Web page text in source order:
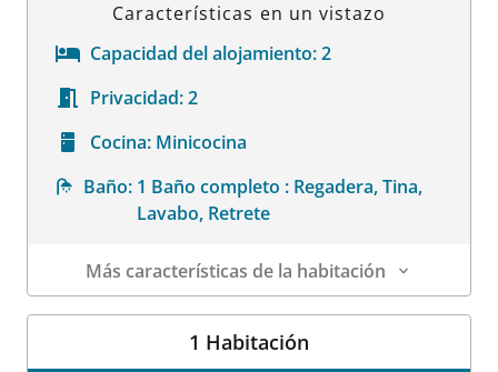
Características en un vistazo
Capacidad del alojamiento:2
Privacidad:2
Cocina: Minicocina
Baño: 1 Baño completo : Regadera, Tina,
Lavabo, Retrete
Más características de la habitación
Datos de la habitación
1 Habitación